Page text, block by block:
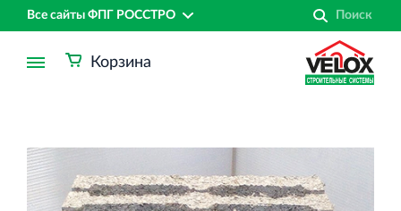
Все сайты ФПГ РОССТРО
Корзина